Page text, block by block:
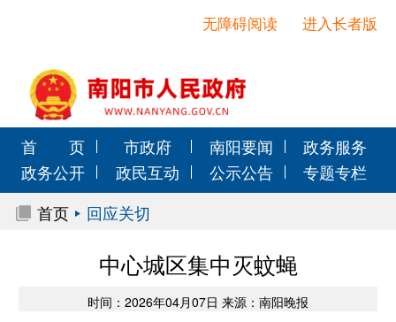
进入长者版
无障碍阅读
首 页 市政府 南阳要闻
政务服务
政务公开
政民互动 公示公告
专题专栏
首页
回应关切
中心城区集中灭蚊蝇
时间：2026年04月07日 来源：南阳晚报